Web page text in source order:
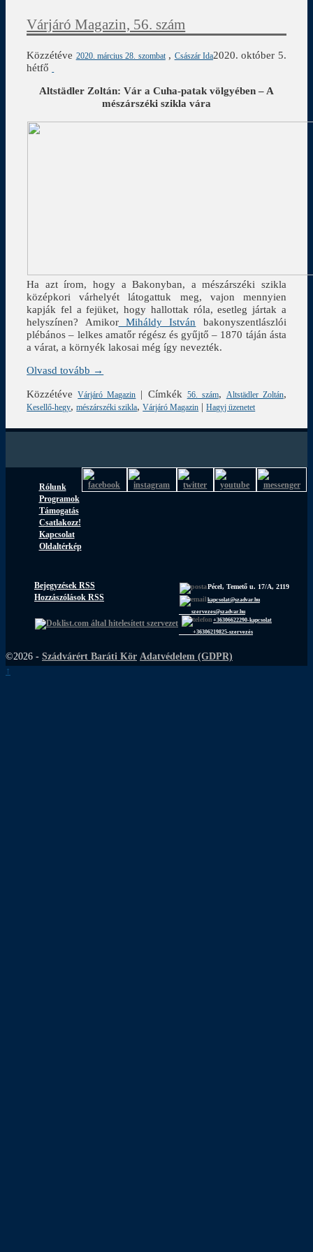
Várjáró Magazin, 56. szám
Közzétéve 2020. március 28. szombat , Császár Ida2020. október 5.
hétfő
Altstädler Zoltán: Vár a Cuha-patak völgyében – A
mészárszéki szikla vára
Ha azt írom, hogy a Bakonyban, a mészárszéki szikla
középkori várhelyét látogattuk meg, vajon mennyien
kapják fel a fejüket, hogy hallottak róla, esetleg jártak a
helyszínen? AmikorMiháldy István bakonyszentlászlói
plébános – lelkes amatőr régész és gyűjtő – 1870 táján ásta
a várat, a környék lakosai még így nevezték.
Olvasd tovább →
Közzétéve
Várjáró Magazin | Címkék 56. szám, Altstädler Zoltán,
Kesellő-hegy,mészárszéki szikla,Várjáró Magazin |Hagyj üzenetet
Rólunk
Programok
Támogatás
Csatlakozz!
Kapcsolat
Oldaltérkép
Bejegyzések RSS
Hozzászólások RSS
Pécel, Temető u. 17/A, 2119
kapcsolat@szadvar.hu
szervezes@szadvar.hu
+36306622290-kapcsolat
+36306219825-szervezés
©2026 - Szádvárért Baráti Kör Adatvédelem (GDPR)
↑